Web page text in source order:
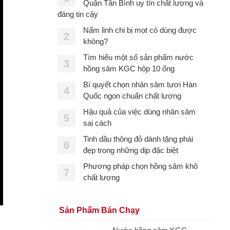
Quận Tân Bình uy tín chất lượng và
đáng tin cậy
2
Nấm linh chi bị mọt có dùng được
không?
3
Tìm hiểu một số sản phẩm nước
hồng sâm KGC hộp 10 ống
4
Bí quyết chọn nhân sâm tươi Hàn
Quốc ngon chuẩn chất lượng
5
Hậu quả của việc dùng nhân sâm
sai cách
6
Tinh dầu thông đỏ dành tặng phái
đẹp trong những dịp đặc biệt
7
Phương pháp chọn hồng sâm khô
chất lượng
Sản Phẩm Bán Chạy